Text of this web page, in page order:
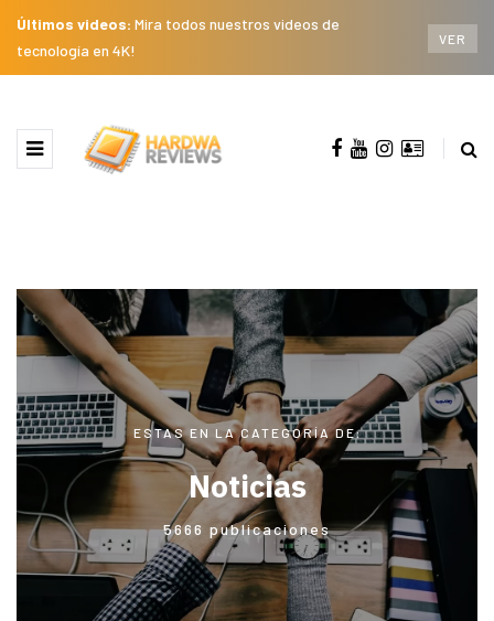
Últimos videos: Mira todos nuestros videos de
tecnología en 4K!
VER
ESTAS EN LA CATEGORÍA DE:
Noticias
5666 publicaciones